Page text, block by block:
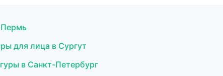
Пермь
для лица в Сургут
в Санкт-Петербург